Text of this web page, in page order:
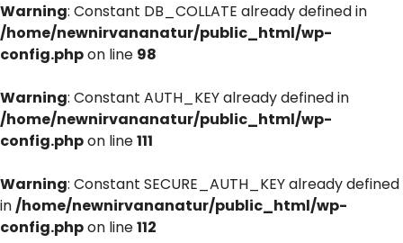
Warning: Constant DB_COLLATE already defined in
/home/newnirvananatur/public_html/wp-
config.phpon line 98
Warning: Constant AUTH_KEY already defined in
/home/newnirvananatur/public_html/wp-
config.phpon line111
Warning: Constant SECURE_AUTH_KEY already defined
in/home/newnirvananatur/public_html/wp-
config.phpon line112